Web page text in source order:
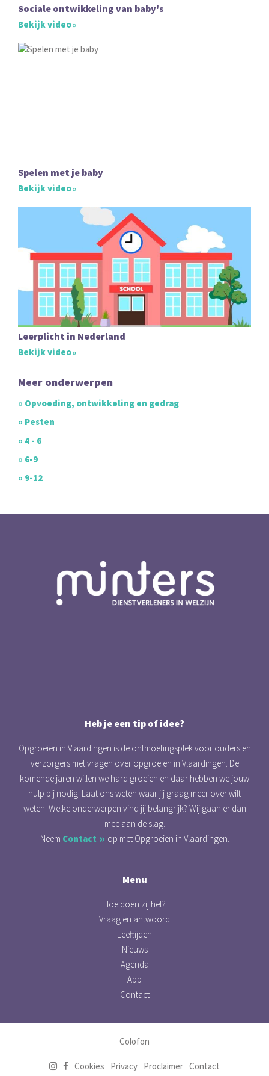
Sociale ontwikkeling van baby's
Bekijk video
Spelen met je baby
Bekijk video
Leerplicht in Nederland
Bekijk video
Meer onderwerpen
» Opvoeding, ontwikkeling en gedrag
» Pesten
» 4 - 6
» 6-9
» 9-12
Heb je een tip of idee?
Opgroeien in Vlaardingen is de ontmoetingsplek voor ouders en
verzorgers met vragen over opgroeien in Vlaardingen. De
komende jaren willen we hard groeien en daar hebben we jouw
hulp bij nodig. Laat ons weten waar jij graag meer over wilt
weten. Welke onderwerpen vind jij belangrijk? Wij gaan er dan
mee aan de slag.
Neem Contact op met Opgroeien in Vlaardingen.
Menu
Hoe doen zij het?
Vraag en antwoord
Leeftijden
Nieuws
Agenda
App
Contact
Colofon
Cookies Privacy Proclaimer Contact